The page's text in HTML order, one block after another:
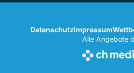
DatenschutzImpressum
Alle Angebote